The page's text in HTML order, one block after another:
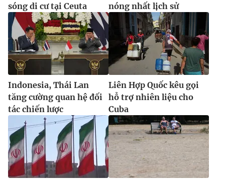
sóng di cư tại Ceuta
nóng nhất lịch sử
Indonesia, Thái Lan
tăng cường quan hệ đối
tác chiến lược
Liên Hợp Quốc kêu gọi
hỗ trợ nhiên liệu cho
Cuba